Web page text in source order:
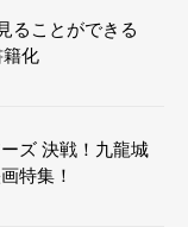
ることができる
化
ズ 決戦！九龍城
特集！